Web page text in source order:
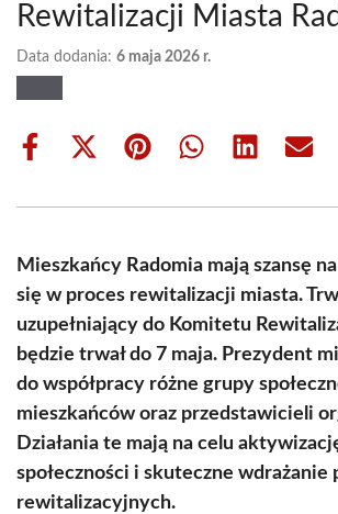
Rewitalizacji Miasta
Data dodania: 6 maja 2026 r.
Share
Share
(Twitter)
Share Share Share Share
Mieszkańcy Radomia mają szansę
się w proces rewitalizacji miasta.
uzupełniający do Komitetu
będzie trwał do 7 maja. Prezydent
do współpracy różne grupy
mieszkańców oraz przedstawicieli
Działania te mają na celu
społeczności i skuteczne
rewitalizacyjnych.